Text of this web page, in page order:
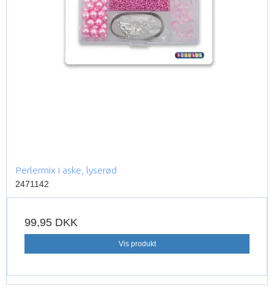
Perlermix i aske, lyserød
2471142
99,95 DKK
Vis produkt